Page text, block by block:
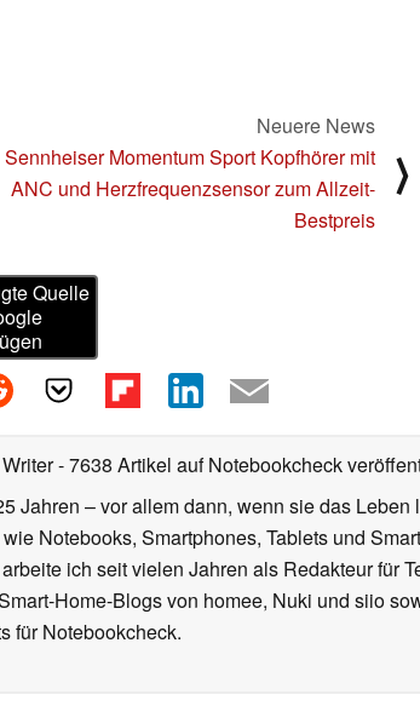
Neuere News
Momentum Sport Kopfhörer mit
ANC und Herzfrequenzsensor zum Allzeit-
Bestpreis
⟩
Quelle
- 7638 Artikel auf Notebookcheck
Jahren – vor allem dann, wenn sie das
Notebooks, Smartphones, Tablets und
ich seit vielen Jahren als Redakteur für
Home-Blogs von homee, Nuki und siio
für Notebookcheck.